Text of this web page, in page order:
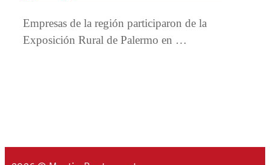
Empresas de la región participaron de la
Exposición Rural de Palermo en …